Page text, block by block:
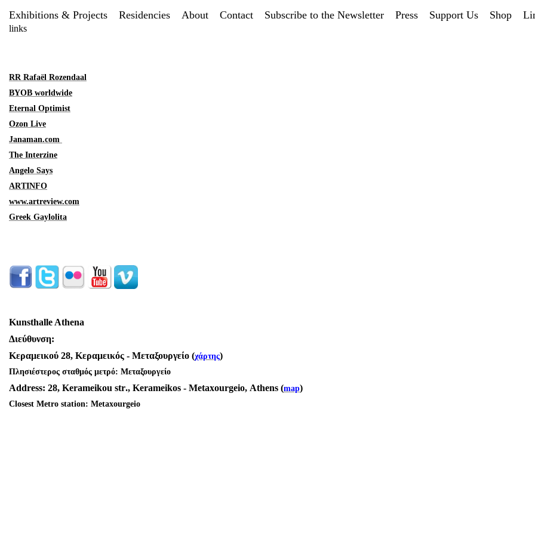
Exhibitions & Projects Residencies About Contact Subscribe to the Newsletter Press Support Us Shop
links
RR Rafaël Rozendaal
BYOB worldwide
Eternal Optimist
Ozon Live
Janaman.com
The Interzine
Angelo Says
ARTINFO
www.artreview.com
Greek Gaylolita
Kunsthalle Athena
Διεύθυνση:
Κεραμεικού 28, Κεραμεικός - Μεταξουργείο (χάρτης)
Πλησιέστερος σταθμός μετρό: Μεταξουργείο
Address: 28, Kerameikou str., Kerameikos - Metaxourgeio, Athens (map)
Closest Metro station: Metaxourgeio